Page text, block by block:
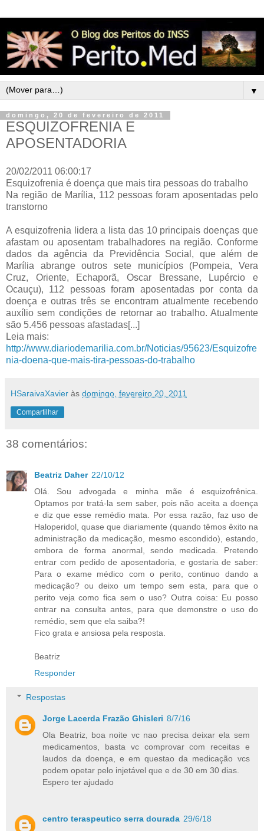
▼
domingo, 20 de fevereiro de 2011
ESQUIZOFRENIA E
APOSENTADORIA
20/02/2011 06:00:17
Esquizofrenia é doença que mais tira pessoas do trabalho
Na região de Marília, 112 pessoas foram aposentadas pelo
transtorno
A esquizofrenia lidera a lista das 10 principais doenças que
afastam ou aposentam trabalhadores na região. Conforme
dados da agência da Previdência Social, que além de
Marília abrange outros sete municípios (Pompeia, Vera
Cruz, Oriente, Echaporã, Oscar Bressane, Lupércio e
Ocauçu), 112 pessoas foram aposentadas por conta da
doença e outras três se encontram atualmente recebendo
auxílio sem condições de retornar ao trabalho. Atualmente
são 5.456 pessoas afastadas[...]
Leia mais:
http://www.diariodemarilia.com.br/Noticias/95623/Esquizofre
nia-doena-que-mais-tira-pessoas-do-trabalho
HSaraivaXavier às domingo, fevereiro 20, 2011
Compartilhar
38 comentários:
Beatriz Daher 22/10/12
Olá. Sou advogada e minha mãe é esquizofrênica.
Optamos por tratá-la sem saber, pois não aceita a doença
e diz que esse remédio mata. Por essa razão, faz uso de
Haloperidol, quase que diariamente (quando têmos êxito na
administração da medicação, mesmo escondido), estando,
embora de forma anormal, sendo medicada. Pretendo
entrar com pedido de aposentadoria, e gostaria de saber:
Para o exame médico com o perito, continuo dando a
medicação? ou deixo um tempo sem esta, para que o
perito veja como fica sem o uso? Outra coisa: Eu posso
entrar na consulta antes, para que demonstre o uso do
remédio, sem que ela saiba?!
Fico grata e ansiosa pela resposta.
Beatriz
Responder
Respostas
Jorge Lacerda Frazão Ghisleri 8/7/16
Ola Beatriz, boa noite vc nao precisa deixar ela sem
medicamentos, basta vc comprovar com receitas e
laudos da doença, e em questao da medicação vcs
podem opetar pelo injetável que e de 30 em 30 dias.
Espero ter ajudado
centro teraspeutico serra dourada 29/6/18